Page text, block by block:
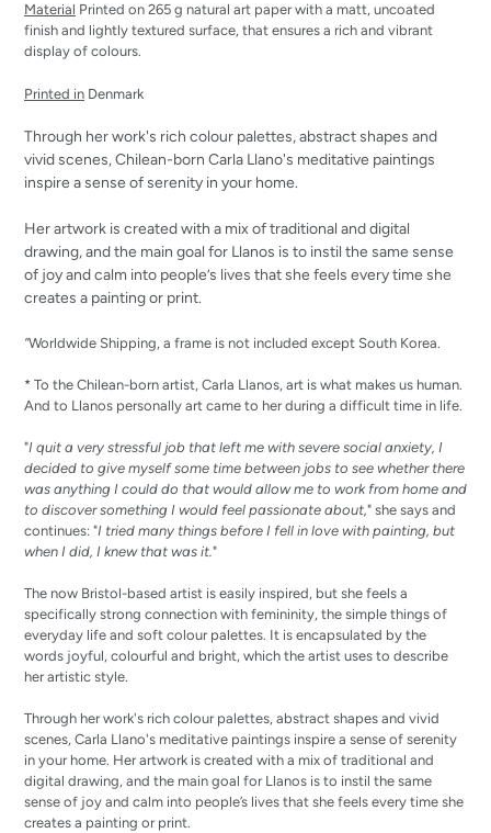
Material Printed on 265 g natural art paper with a matt, uncoated
finish and lightly textured surface, that ensures a rich and vibrant
display of colours.
Printed in Denmark
Through her work's rich colour palettes, abstract shapes and
vivid scenes, Chilean-born Carla Llano's meditative paintings
inspire a sense of serenity in your home.
Her artwork is created with a mix of traditional and digital
drawing, and the main goal for Llanos is to instil the same sense
of joy and calm into people’s lives that she feels every time she
creates a painting or print.
”Worldwide Shipping, a frame is not included except South Korea.
* To the Chilean-born artist, Carla Llanos, art is what makes us human.
And to Llanos personally art came to her during a difficult time in life.
"I quit a very stressful job that left me with severe social anxiety, I
decided to give myself some time between jobs to see whether there
was anything I could do that would allow me to work from home and
to discover something I would feel passionate about," she says and
continues: "I tried many things before I fell in love with painting, but
when I did, I knew that was it."
The now Bristol-based artist is easily inspired, but she feels a
specifically strong connection with femininity, the simple things of
everyday life and soft colour palettes. It is encapsulated by the
words joyful, colourful and bright, which the artist uses to describe
her artistic style.
Through her work's rich colour palettes, abstract shapes and vivid
scenes, Carla Llano's meditative paintings inspire a sense of serenity
in your home. Her artwork is created with a mix of traditional and
digital drawing, and the main goal for Llanos is to instil the same
sense of joy and calm into people’s lives that she feels every time she
creates a painting or print.